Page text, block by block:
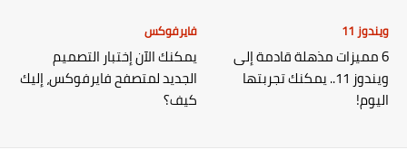
ويندوز 11
6 مميزات مذهلة قادمة إلى
ويندوز 11.. يمكنك تجربتها
اليوم!
فايرفوكس
يمكنك الآن إختبار التصميم
الجديد لمتصفح فايرفوكس، إليك
كيف؟